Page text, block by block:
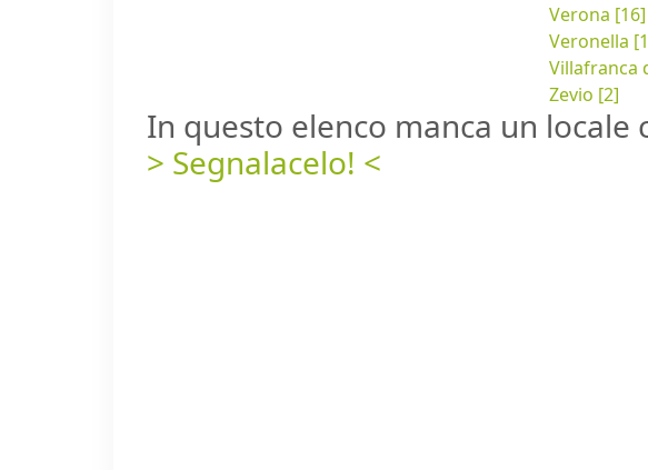
Verona [16]
Veronella
Villafranca
Zevio [2]
In questo elenco manca un locale
> Segnalacelo! <